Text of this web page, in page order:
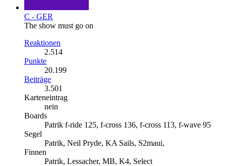
C - GER
The show must go on
Reaktionen
2.514
Punkte
20.199
Beiträge
3.501
Karteneintrag
nein
Boards
Patrik f-ride 125, f-cross 136, f-cross 113, f-wave 95
Segel
Patrik, Neil Pryde, KA Sails, S2maui,
Finnen
Patrik, Lessacher, MB, K4, Select